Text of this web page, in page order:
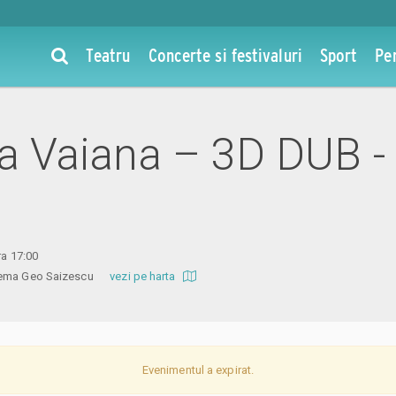
Teatru Concerte si festivaluri Sport
Vaiana – 3D DUB
17:00
Geo Saizescuvezi pe harta
Evenimentul a expirat.